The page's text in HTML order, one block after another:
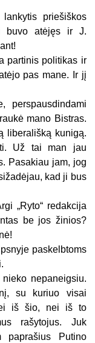
priešiškos
buvo atėjęs ir J.
partinis politikas ir
pas mane. Ir jį
perspausdindami
mano Bistras.
liberališką kunigą.
Už tai man jau
Pasakiau jam, jog
kad ji bus
„Ryto“ redakcija
be jos žinios?
paskelbtoms
nepaneigsiu.
su kuriuo visai
iš šio, nei iš to
rašytojus. Juk
paprašius Putino